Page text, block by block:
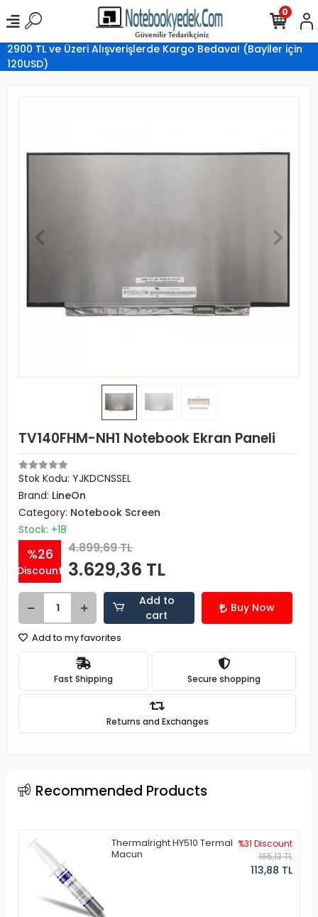
2900 TL ve Üzeri Alışverişlerde Kargo Bedava! (Bayiler için
120USD)
0
TV140FHM-NH1 Notebook Ekran Paneli
Stok Kodu: YJKDCNSSEL
Brand: LineOn
Category: Notebook Screen
Stock: +18
%26
Discount
4.899,69 TL
3.629,36 TL
Add to
cart
Buy Now
Add to my favorites
Fast Shipping Secure shopping
Returns and Exchanges
Recommended Products
Thermalright HY510 Termal
Macun
%31 Discount
165,13 TL
113,88 TL